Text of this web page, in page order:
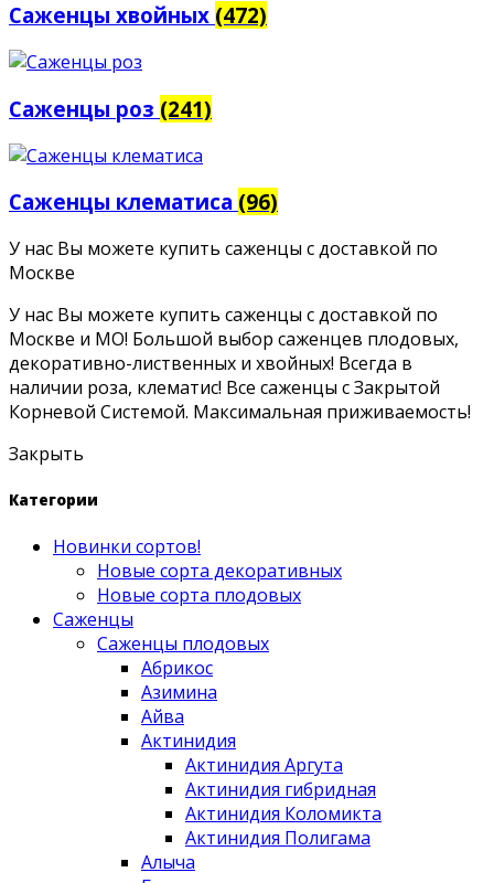
Саженцы хвойных (472)
Саженцы роз (241)
Саженцы клематиса (96)
У нас Вы можете купить саженцы с доставкой по
Москве
У нас Вы можете купить саженцы с доставкой по
Москве и МО! Большой выбор саженцев плодовых,
декоративно-лиственных и хвойных! Всегда в
наличии роза, клематис! Все саженцы с Закрытой
Корневой Системой. Максимальная приживаемость!
Закрыть
Категории
Новинки сортов!
Новые сорта декоративных
Новые сорта плодовых
Саженцы
Саженцы плодовых
Абрикос
Азимина
Айва
Актинидия
Актинидия Аргута
Актинидия гибридная
Актинидия Коломикта
Актинидия Полигама
Алыча